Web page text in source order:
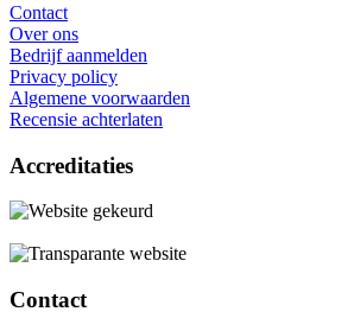
Contact
Over ons
Bedrijf aanmelden
Privacy policy
Algemene voorwaarden
Recensie achterlaten
Accreditaties
Contact